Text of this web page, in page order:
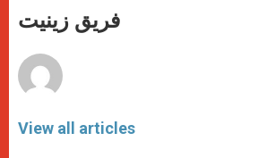
p
p
g
e
o
k
فريق زينيت
View all articles